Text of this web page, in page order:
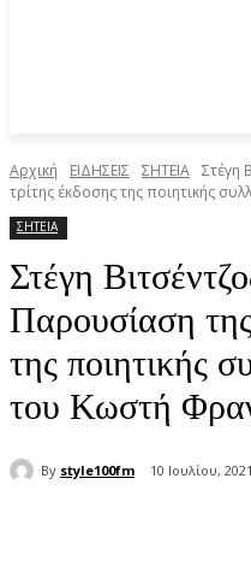
Αρχική ΕΙΔΗΣΕΙΣ ΣΗΤΕΙΑ Στέγη
τρίτης έκδοσης της ποιητικής
ΣΗΤΕΙΑ
Στέγη
Παρουσίαση
της ποιητικής
του Κωστή
By style100fm 10 Ιουλίου, 2021